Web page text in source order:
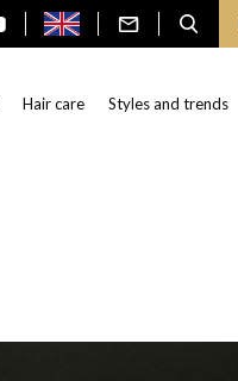
Hair care Styles and trends